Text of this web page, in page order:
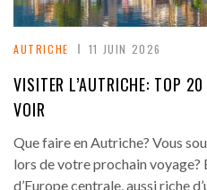
AUTRICHE 11 JUIN 2026
VISITER L’AUTRICHE: TOP
VOIR
Que faire en Autriche? Vous
lors de votre prochain voyage?
d’Europe centrale, aussi riche